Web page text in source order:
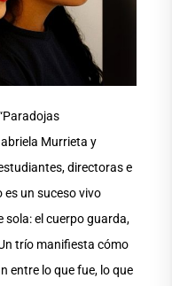
Murrieta y
directoras e
es un suceso vivo
el cuerpo guarda,
trío manifiesta cómo
entre lo que fue, lo que